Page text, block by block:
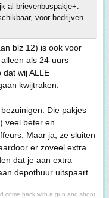
al brievenbuspakje+.
voor bedrijven
blz 12) is ook voor
als 24-uurs
dat wij ALLE
kwijtraken.
Die pakjes
veel beter en
Maar ja, ze sluiten
er zoveel extra
dat je aan extra
depothuur uitspaart.
come back with a gun and shoot